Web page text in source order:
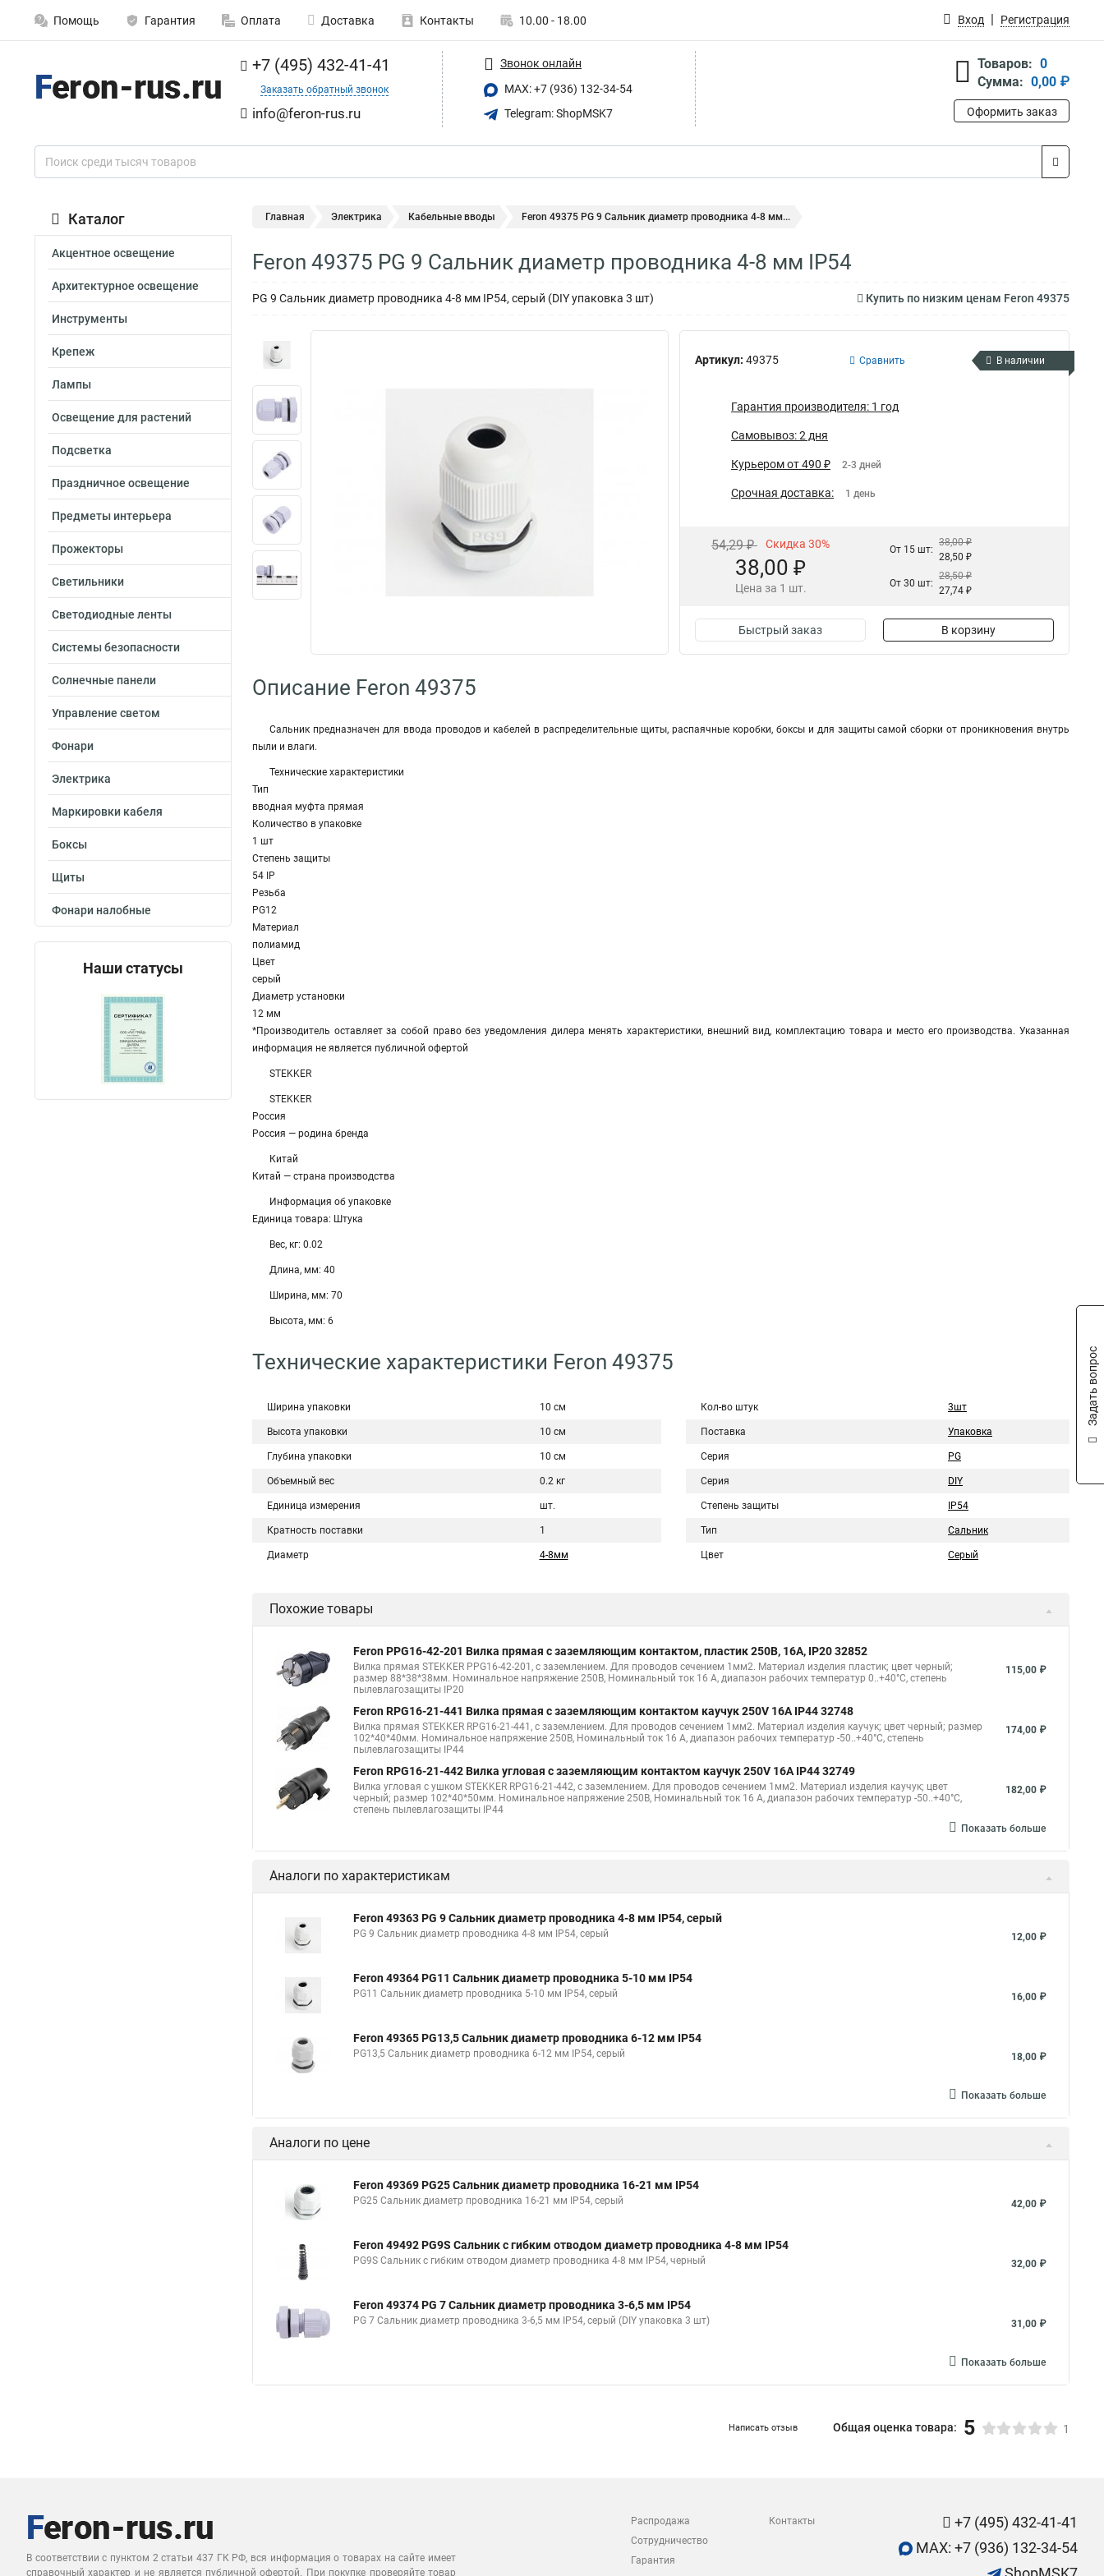
Помощь Гарантия Оплата Доставка Контакты 10.00 - 18.00 Вход Регистрация
+7 (495) 432-41-41
Заказать обратный звонок
info@feron-rus.ru
Звонок онлайн
MAX: +7 (936) 132-34-54
Telegram: ShopMSK7
Товаров: 0
Сумма: 0,00 ₽
Оформить заказ
Каталог
Акцентное освещение
Архитектурное освещение
Инструменты
Крепеж
Лампы
Освещение для растений
Подсветка
Праздничное освещение
Предметы интерьера
Прожекторы
Светильники
Светодиодные ленты
Системы безопасности
Солнечные панели
Управление светом
Фонари
Электрика
Маркировки кабеля
Боксы
Щиты
Фонари налобные
Наши статусы
Главная Электрика Кабельные вводы Feron 49375 PG 9 Сальник диаметр проводника 4-8 мм...
Feron 49375 PG 9 Сальник диаметр проводника 4-8 мм IP54
PG 9 Сальник диаметр проводника 4-8 мм IP54, серый (DIY упаковка 3 шт) Купить по низким ценам Feron 49375
Артикул: 49375 Сравнить В наличии
Гарантия производителя: 1 год
Самовывоз: 2 дня
Курьером от 490 ₽ 2-3 дней
Срочная доставка: 1 день
54,29 ₽ Скидка 30%
38,00 ₽
Цена за 1 шт.
От 15 шт:
38,00 ₽
28,50 ₽
От 30 шт:
28,50 ₽
27,74 ₽
Быстрый заказ В корзину
Описание Feron 49375
Сальник предназначен для ввода проводов и кабелей в распределительные щиты, распаячные коробки, боксы и для защиты самой сборки от проникновения внутрь
пыли и влаги.
Технические характеристики
Тип
вводная муфта прямая
Количество в упаковке
1 шт
Степень защиты
54 IP
Резьба
PG12
Материал
полиамид
Цвет
серый
Диаметр установки
12 мм
*Производитель оставляет за собой право без уведомления дилера менять характеристики, внешний вид, комплектацию товара и место его производства. Указанная
информация не является публичной офертой
STEKKER
STEKKER
Россия
Россия — родина бренда
Китай
Китай — страна производства
Информация об упаковке
Единица товара: Штука
Вес, кг: 0.02
Длина, мм: 40
Ширина, мм: 70
Высота, мм: 6
Технические характеристики Feron 49375
Ширина упаковки 10 см
Высота упаковки 10 см
Глубина упаковки 10 см
Объемный вес 0.2 кг
Единица измерения шт.
Кратность поставки 1
Диаметр 4-8мм
Кол-во штук 3шт
Поставка Упаковка
Серия PG
Серия DIY
Степень защиты IP54
Тип Сальник
Цвет Серый
Похожие товары
Feron PPG16-42-201 Вилка прямая с заземляющим контактом, пластик 250В, 16A, IP20 32852
Вилка прямая STEKKER PPG16-42-201, с заземлением. Для проводов сечением 1мм2. Материал изделия пластик; цвет черный;
размер 88*38*38мм. Номинальное напряжение 250В, Номинальный ток 16 А, диапазон рабочих температур 0..+40°C, степень
пылевлагозащиты IP20
115,00 ₽
Feron RPG16-21-441 Вилка прямая с заземляющим контактом каучук 250V 16A IP44 32748
Вилка прямая STEKKER RPG16-21-441, с заземлением. Для проводов сечением 1мм2. Материал изделия каучук; цвет черный; размер
102*40*40мм. Номинальное напряжение 250В, Номинальный ток 16 А, диапазон рабочих температур -50..+40°C, степень
пылевлагозащиты IP44
174,00 ₽
Feron RPG16-21-442 Вилка угловая с заземляющим контактом каучук 250V 16A IP44 32749
Вилка угловая с ушком STEKKER RPG16-21-442, с заземлением. Для проводов сечением 1мм2. Материал изделия каучук; цвет
черный; размер 102*40*50мм. Номинальное напряжение 250В, Номинальный ток 16 А, диапазон рабочих температур -50..+40°C,
степень пылевлагозащиты IP44
182,00 ₽
Показать больше
Аналоги по характеристикам
Feron 49363 PG 9 Сальник диаметр проводника 4-8 мм IP54, серый
PG 9 Сальник диаметр проводника 4-8 мм IP54, серый 12,00 ₽
Feron 49364 PG11 Сальник диаметр проводника 5-10 мм IP54
PG11 Сальник диаметр проводника 5-10 мм IP54, серый 16,00 ₽
Feron 49365 PG13,5 Сальник диаметр проводника 6-12 мм IP54
PG13,5 Сальник диаметр проводника 6-12 мм IP54, серый 18,00 ₽
Показать больше
Аналоги по цене
Feron 49369 PG25 Сальник диаметр проводника 16-21 мм IP54
PG25 Сальник диаметр проводника 16-21 мм IP54, серый 42,00 ₽
Feron 49492 PG9S Сальник с гибким отводом диаметр проводника 4-8 мм IP54
PG9S Сальник с гибким отводом диаметр проводника 4-8 мм IP54, черный 32,00 ₽
Feron 49374 PG 7 Сальник диаметр проводника 3-6,5 мм IP54
PG 7 Сальник диаметр проводника 3-6,5 мм IP54, серый (DIY упаковка 3 шт) 31,00 ₽
Показать больше
Написать отзыв Общая оценка товара: 5 1
В соответствии с пунктом 2 статьи 437 ГК РФ, вся информация о товарах на сайте имеет
справочный характер и не является публичной офертой. При покупке проверяйте товар
Распродажа
Сотрудничество
Гарантия
Контакты
+7 (495) 432-41-41
MAX: +7 (936) 132-34-54
Задать вопрос